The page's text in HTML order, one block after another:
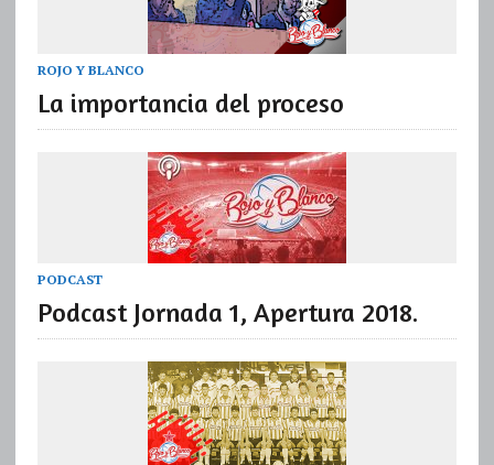
ROJO Y BLANCO
La importancia del proceso
PODCAST
Podcast Jornada 1, Apertura 2018.